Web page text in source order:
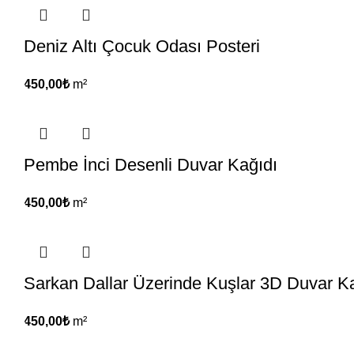
Deniz Altı Çocuk Odası Posteri
450,00₺m²
Pembe İnci Desenli Duvar Kağıdı
450,00₺m²
Sarkan Dallar Üzerinde Kuşlar 3D Duvar
450,00₺m²